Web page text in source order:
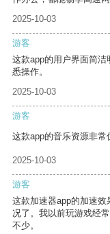
2025-10-03
游客
这款app的用户界面简
悉操作。
2025-10-03
游客
这款app的音乐资源非常
2025-10-03
游客
这款加速器app的加速
况了。我以前玩游戏经
不少。